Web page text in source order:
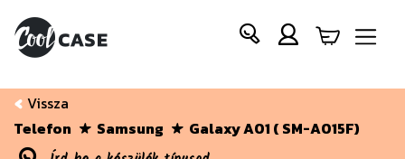
Vissza
Telefon
Samsung Galaxy A01 ( SM-A015F)